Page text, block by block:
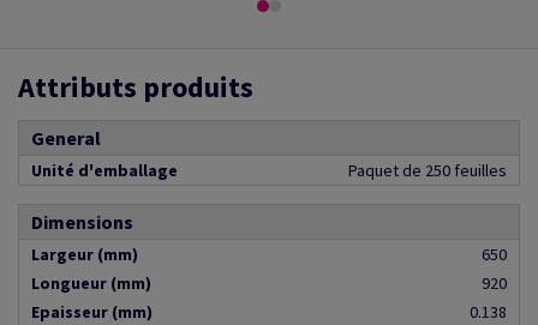
Attributs produits
General
Unité d'emballage Paquet de 250 feuilles
Dimensions
Largeur (mm)
650
Longueur (mm)
920
Epaisseur (mm)
0.138